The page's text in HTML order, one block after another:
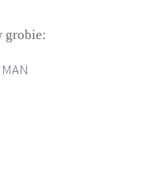
grobie: